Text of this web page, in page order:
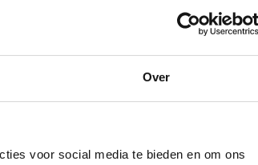
Over
voor social media te bieden en om ons